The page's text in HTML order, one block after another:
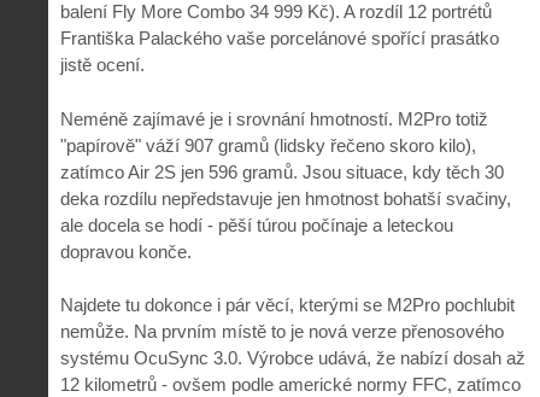
balení Fly More Combo 34 999 Kč). A rozdíl 12 portrétů
Františka Palackého vaše porcelánové spořící prasátko
jistě ocení.
Neméně zajímavé je i srovnání hmotností. M2Pro totiž
"papírově" váží 907 gramů (lidsky řečeno skoro kilo),
zatímco Air 2S jen 596 gramů. Jsou situace, kdy těch 30
deka rozdílu nepředstavuje jen hmotnost bohatší svačiny,
ale docela se hodí - pěší túrou počínaje a leteckou
dopravou konče.
Najdete tu dokonce i pár věcí, kterými se M2Pro pochlubit
nemůže. Na prvním místě to je nová verze přenosového
systému OcuSync 3.0. Výrobce udává, že nabízí dosah až
12 kilometrů - ovšem podle americké normy FFC, zatímco